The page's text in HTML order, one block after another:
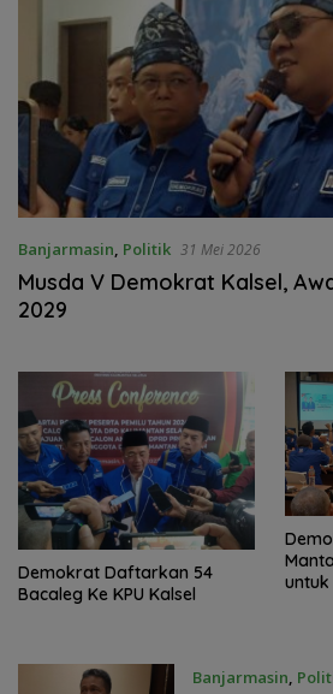
Banjarmasin, Politik 31 Mei 2026
Musda V Demokrat Kalsel,
2029
Demokrat Daftarkan 54
Bacaleg Ke KPU Kalsel
Banjarmasin,